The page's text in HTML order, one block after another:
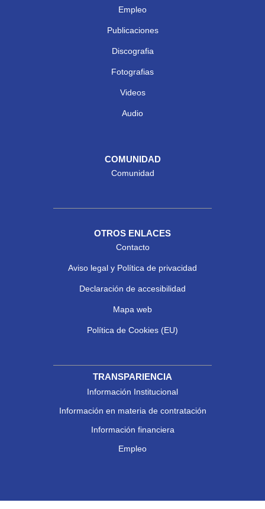
Empleo
Publicaciones
Discografia
Fotografias
Videos
Audio
COMUNIDAD
Comunidad
OTROS ENLACES
Contacto
Aviso legal y Política de privacidad
Declaración de accesibilidad
Mapa web
Política de Cookies (EU)
TRANSPARIENCIA
Información Institucional
Información en materia de contratación
Información financiera
Empleo